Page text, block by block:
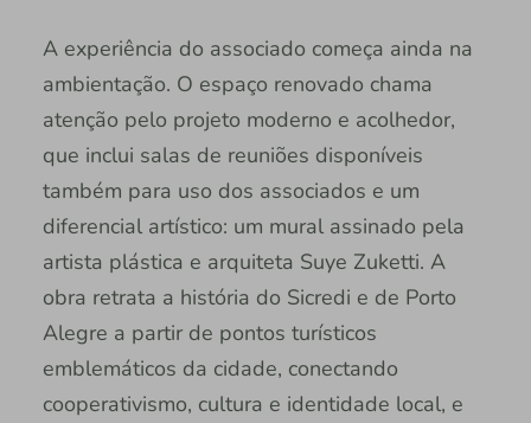
A experiência do associado começa ainda na
ambientação. O espaço renovado chama
atenção pelo projeto moderno e acolhedor,
que inclui salas de reuniões disponíveis
também para uso dos associados e um
diferencial artístico: um mural assinado pela
artista plástica e arquiteta Suye Zuketti. A
obra retrata a história do Sicredi e de Porto
Alegre a partir de pontos turísticos
emblemáticos da cidade, conectando
cooperativismo, cultura e identidade local, e